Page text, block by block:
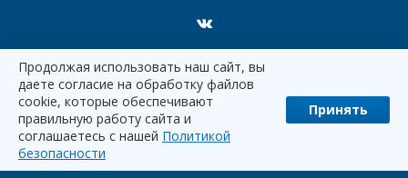
Dupen Россия 2000–2026
Продолжая использовать наш сайт, вы
даете согласие на обработку файлов
cookie, которые обеспечивают
правильную работу сайта и
соглашаетесь с нашей Политикой
безопасности
Принять